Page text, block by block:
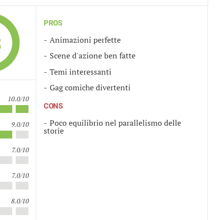
10.0/10
9.0/10
7.0/10
7.0/10
8.0/10
PROS
Animazioni perfette
Scene d'azione ben fatte
Temi interessanti
Gag comiche divertenti
CONS
Poco equilibrio nel parallelismo delle
storie